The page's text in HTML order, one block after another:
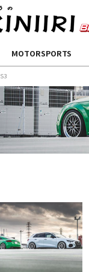
MOTORSPORTS
S3